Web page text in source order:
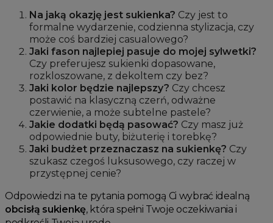
Na jaką okazję jest sukienka? Czy jest to
formalne wydarzenie, codzienna stylizacja, czy
może coś bardziej casualowego?
Jaki fason najlepiej pasuje do mojej sylwetki?
Czy preferujesz sukienki dopasowane,
rozkloszowane, z dekoltem czy bez?
Jaki kolor będzie najlepszy? Czy chcesz
postawić na klasyczną czerń, odważne
czerwienie, a może subtelne pastele?
Jakie dodatki będą pasować? Czy masz już
odpowiednie buty, biżuterię i torebkę?
Jaki budżet przeznaczasz na sukienkę? Czy
szukasz czegoś luksusowego, czy raczej w
przystępnej cenie?
Odpowiedzi na te pytania pomogą Ci wybrać idealną
obcisłą sukienkę, która spełni Twoje oczekiwania i